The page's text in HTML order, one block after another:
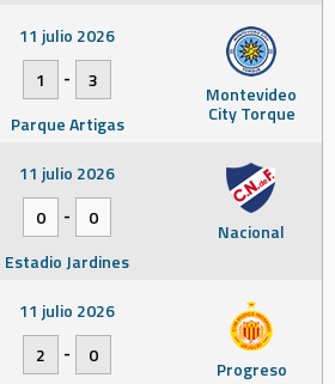
Montevideo
City Torque
11 julio 2026
1
-
3
Parque Artigas
Nacional
11 julio 2026
0
-
0
Estadio Jardines
Progreso
11 julio 2026
2
-
0